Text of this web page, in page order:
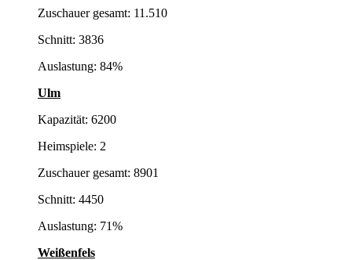
Zuschauer gesamt: 11.510
Schnitt: 3836
Auslastung: 84%
Ulm
Kapazität: 6200
Heimspiele: 2
Zuschauer gesamt: 8901
Schnitt: 4450
Auslastung: 71%
Weißenfels